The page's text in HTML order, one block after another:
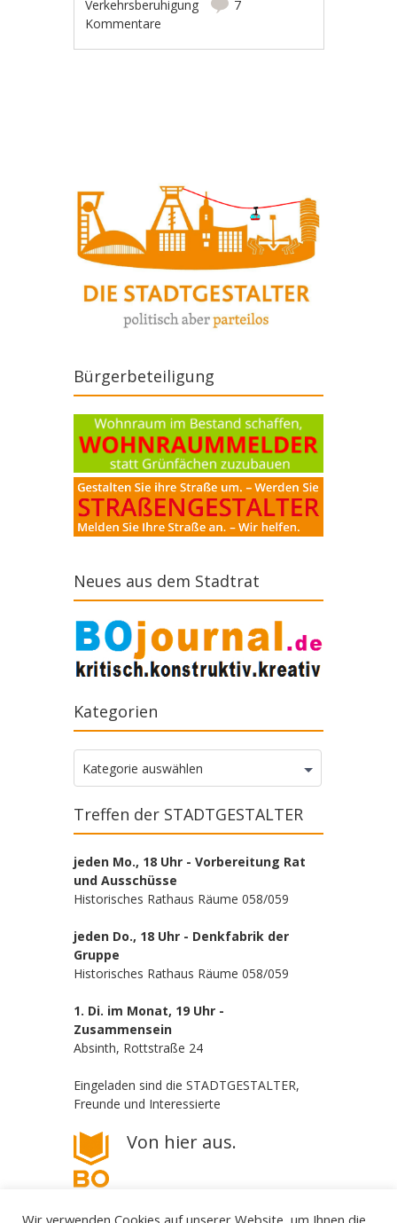
Verkehrsberuhigung
7
Kommentare
Bürgerbeteiligung
Neues aus dem Stadtrat
Kategorien
Kategorien
Kategorie auswählen
Treffen der STADTGESTALTER
jeden Mo., 18 Uhr - Vorbereitung Rat
und Ausschüsse
Historisches Rathaus Räume 058/059
jeden Do., 18 Uhr - Denkfabrik der
Gruppe
Historisches Rathaus Räume 058/059
1. Di. im Monat, 19 Uhr -
Zusammensein
Absinth, Rottstraße 24
Eingeladen sind die STADTGESTALTER,
Freunde und Interessierte
Von hier aus.
Wir verwenden Cookies auf unserer Website, um Ihnen die